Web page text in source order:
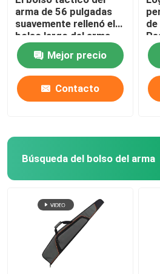
Caso suave del arco del tiro
Estremecimientos de la
Bolsos de los aparejos de
Mochila del bolso del
Bolsos más frescos aislados
Bolso rodado del equipaje
arma de 56 pulgadas
suavemente rellenó el
bolso largo del arma
para la caza que tiraba
Mejor precio
Contacto
Búsqueda del bolso del arma